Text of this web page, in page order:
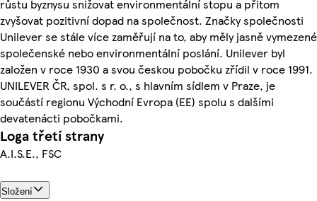
růstu byznysu snižovat environmentální stopu a přitom
zvyšovat pozitivní dopad na společnost. Značky společnosti
Unilever se stále více zaměřují na to, aby měly jasně vymezené
společenské nebo environmentální poslání. Unilever byl
založen v roce 1930 a svou českou pobočku zřídil v roce 1991.
UNILEVER ČR, spol. s r. o., s hlavním sídlem v Praze, je
součástí regionu Východní Evropa (EE) spolu s dalšími
devatenácti pobočkami.
Loga třetí strany
A.I.S.E., FSC
Složení